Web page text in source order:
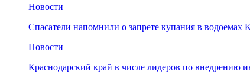
Новости
Спасатели напомнили о запрете купания в водоемах
Новости
Краснодарский край в числе лидеров по внедрению